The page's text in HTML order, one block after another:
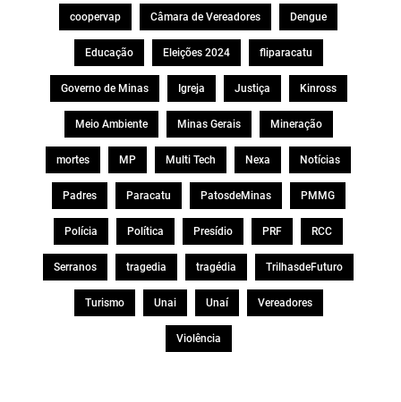
coopervap Câmara de Vereadores Dengue
Educação Eleições 2024 fliparacatu
Governo de Minas Igreja Justiça Kinross
Meio Ambiente Minas Gerais Mineração
mortes MP Multi Tech Nexa Notícias
Padres Paracatu PatosdeMinas PMMG
Polícia Política Presídio PRF RCC
Serranos tragedia tragédia TrilhasdeFuturo
Turismo Unai Unaí Vereadores
Violência